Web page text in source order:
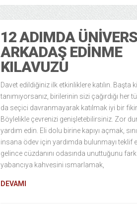
12 ADIMDA
ARKADAŞ EDINME
KILAVUZU
Davet edildiğiniz ilk etkinliklere katılın. Başta
tanımıyorsanız, birilerinin sizi çağırdığı her
da seçici davranmayarak katılmak iyi bir
Böylelikle çevrenizi genişletebilirsiniz. Zor
yardım edin. Eli dolu birine kapıyı açmak,
insana ödev için yardımda bulunmayı teklif
gelince cüzdanını odasında unuttuğunu
yabancıya kahvesini ısmarlamak,
DEVAMI